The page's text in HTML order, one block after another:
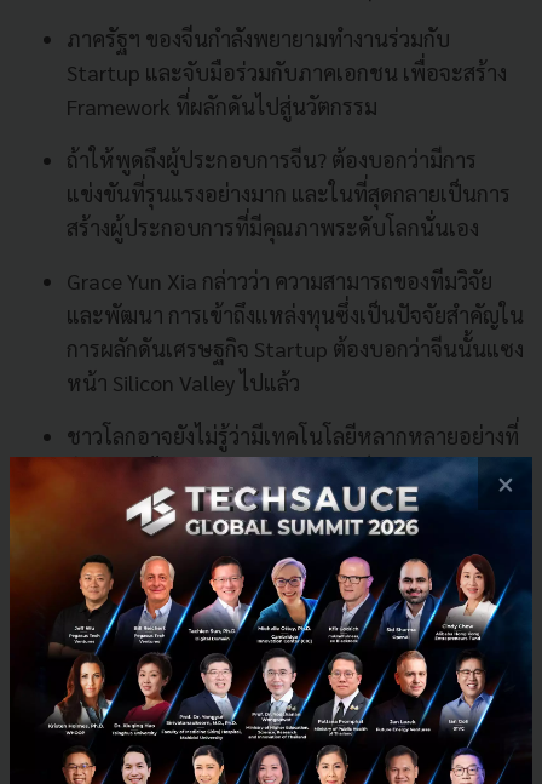
ภาครัฐฯ ของจีนกำลังพยายามทำงานร่วมกับ
Startup และจับมือร่วมกับภาคเอกชน เพื่อจะสร้าง
Framework ที่ผลักดันไปสู่นวัตกรรม
ถ้าให้พูดถึงผู้ประกอบการจีน? ต้องบอกว่ามีการ
แข่งขันที่รุนแรงอย่างมาก และในที่สุดกลายเป็นการ
สร้างผู้ประกอบการที่มีคุณภาพระดับโลกนั่นเอง
Grace Yun Xia กล่าวว่า ความสามารถของทีมวิจัย
และพัฒนา การเข้าถึงแหล่งทุนซึ่งเป็นปัจจัยสำคัญใน
การผลักดันเศรษฐกิจ Startup ต้องบอกว่าจีนนั้นแซง
หน้า Silicon Valley ไปแล้ว
ชาวโลกอาจยังไม่รู้ว่ามีเทคโนโลยีหลากหลายอย่างที่
จีนพัฒนาได้เอง ประชากรของจีนก็ปรับตัวและ
พร้อมใช้เทคโนโลยีที่พัฒนาโดย Startup ได้อย่าง
รวดเร็ว แม้แต่คนอายุเยอะที่นั่นก็ยังมีทักษะในการ
ใช้สมาร์ทโฟนกันแล้ว
ไม่ว่าคุณจะอยู่ในตลาดจีนหรือเอเชียตะวันออกเฉียง
ใต้ก็ตามแต่ ถ้าคุณเป็นบริษัทต่างชาติแล้วหล่ะก็ การ
มี local partner เป็นสิ่งจำเป็น ให้มองหาพาร์ทเนอร์
ที่เพิ่มคุณค่า (add value) ให้กับคุณได้ แต่บางที
ตลาดจีนก็ใช่ว่าจะเหมาะกับชาวต่างชาติ Oscar
×